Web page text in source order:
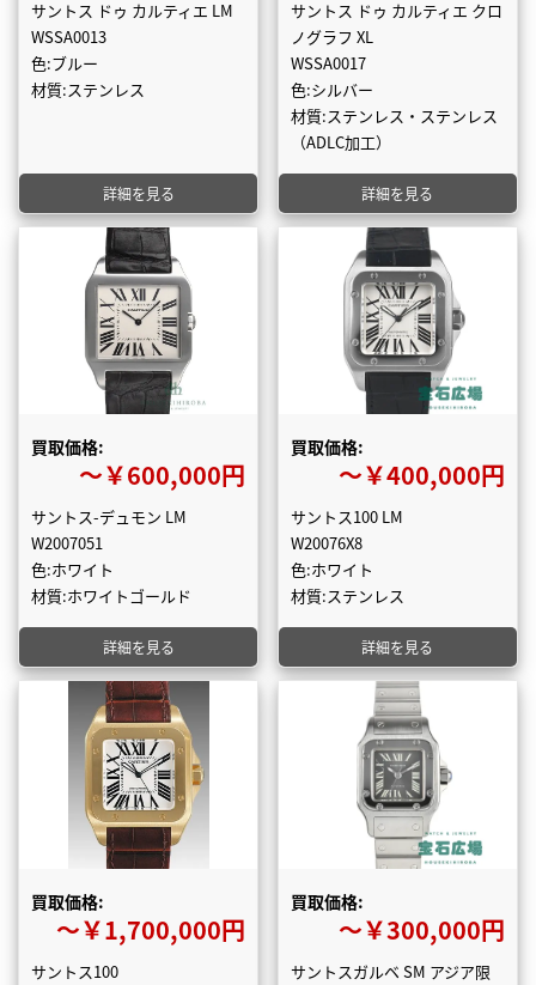
サントス ドゥ カルティエ LM
WSSA0013
色:ブルー
材質:ステンレス
詳細を見る
サントス ドゥ カルティエ クロ
ノグラフ XL
WSSA0017
色:シルバー
材質:ステンレス・ステンレス
（ADLC加工）
詳細を見る
買取価格:
〜￥600,000円
サントス-デュモン LM
W2007051
色:ホワイト
材質:ホワイトゴールド
詳細を見る
買取価格:
〜￥400,000円
サントス100 LM
W20076X8
色:ホワイト
材質:ステンレス
詳細を見る
買取価格:
〜￥1,700,000円
サントス100
買取価格:
〜￥300,000円
サントスガルベ SM アジア限